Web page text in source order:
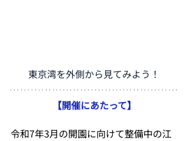
東京湾を外側から見てみよう！
【開催にあたって】
令和7年3月の開園に向けて整備中の江